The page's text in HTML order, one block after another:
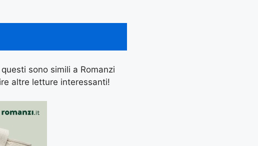
sono simili a Romanzi
altre letture interessanti!